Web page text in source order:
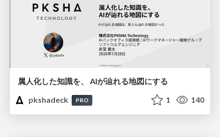
属人化した知識を、 AIが辿れる地図にする
pkshadeck
PRO 1 140